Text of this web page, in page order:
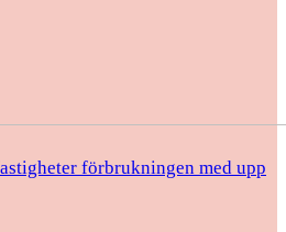
förbrukningen med upp